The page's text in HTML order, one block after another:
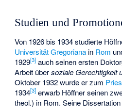
Studien und
Von 1926 bis 1934 studierte
Universität Gregoriana in Rom
1929[3] auch seinen ersten
Arbeit übersoziale Gerechtigkeit
Oktober 1932 wurde er zum
1934[3] erwarb Höffner seinen
theol.) in Rom. Seine